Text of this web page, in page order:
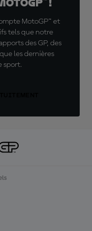
!
MotoGP™ et
tels que notre
des GP, des
les dernières
sport.